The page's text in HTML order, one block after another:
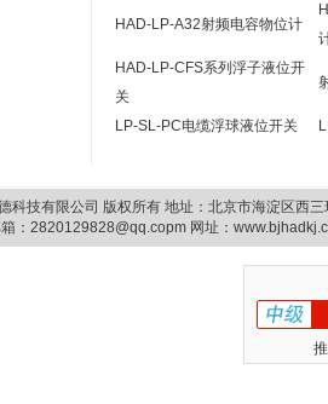
HAD-LP-A32射频电容物位计
HAD-LP-CFS系列浮子液位开
关
LP-SL-PC电缆浮球液位开关
科技有限公司 版权所有 地址：北京市海淀区西
：2820129828@qq.copm 网址：